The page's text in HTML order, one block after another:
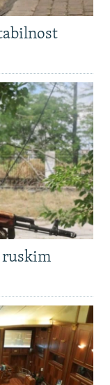
ruskim